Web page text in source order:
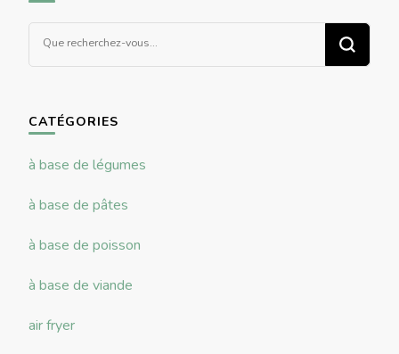
CATÉGORIES
à base de légumes
à base de pâtes
à base de poisson
à base de viande
air fryer